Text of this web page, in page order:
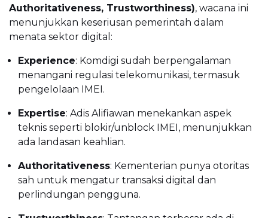
Authoritativeness, Trustworthiness), wacana ini
menunjukkan keseriusan pemerintah dalam
menata sektor digital:
Experience: Komdigi sudah berpengalaman
menangani regulasi telekomunikasi, termasuk
pengelolaan IMEI.
Expertise: Adis Alifiawan menekankan aspek
teknis seperti blokir/unblock IMEI, menunjukkan
ada landasan keahlian.
Authoritativeness: Kementerian punya otoritas
sah untuk mengatur transaksi digital dan
perlindungan pengguna.